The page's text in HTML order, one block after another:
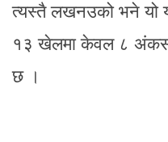
त्यस्तै लखनउको भने यो
१३ खेलमा केवल ८
छ ।